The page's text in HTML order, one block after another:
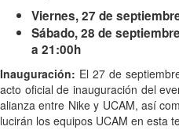
Viernes, 27 de
Sábado, 28 de
a 21:00h
Inauguración: El 27 de
acto oficial de inauguración del
alianza entre Nike y UCAM, así
lucirán los equipos UCAM en esta